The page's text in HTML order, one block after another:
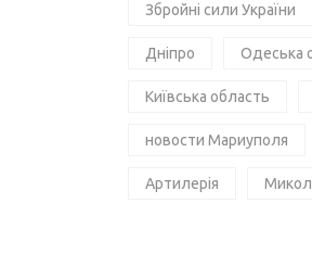
Збройні сили України
Дніпро Одеська
Київська область
новости Мариуполя
Артилерія